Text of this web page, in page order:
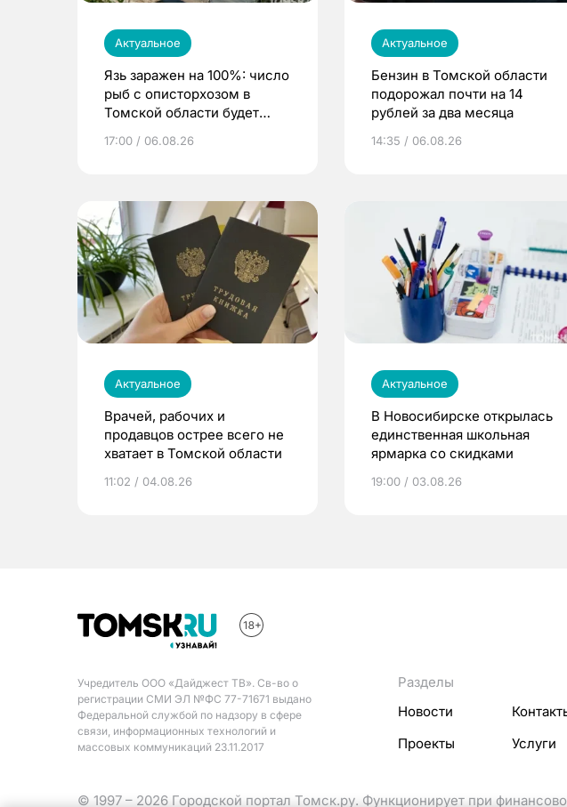
Актуальное
Язь заражен на 100%: число
рыб с описторхозом в
Томской области будет
17:00 / 06.08.26
Актуальное
Бензин в Томской области
подорожал почти на 14
рублей за два месяца
14:35 / 06.08.26
Актуальное
Врачей, рабочих и
продавцов острее всего не
хватает в Томской области
11:02 / 04.08.26
Актуальное
В Новосибирске открылась
единственная школьная
ярмарка со скидками
19:00 / 03.08.26
Учредитель ООО «Дайджест ТВ». Св-во о
регистрации СМИ ЭЛ №ФС 77-71671 выдано
Федеральной службой по надзору в сфере
связи, информационных технологий и
массовых коммуникаций 23.11.2017
Разделы
Новости
Проекты
Услуги
© 1997 – 2026 Городской портал Томск.ру. Функционирует при